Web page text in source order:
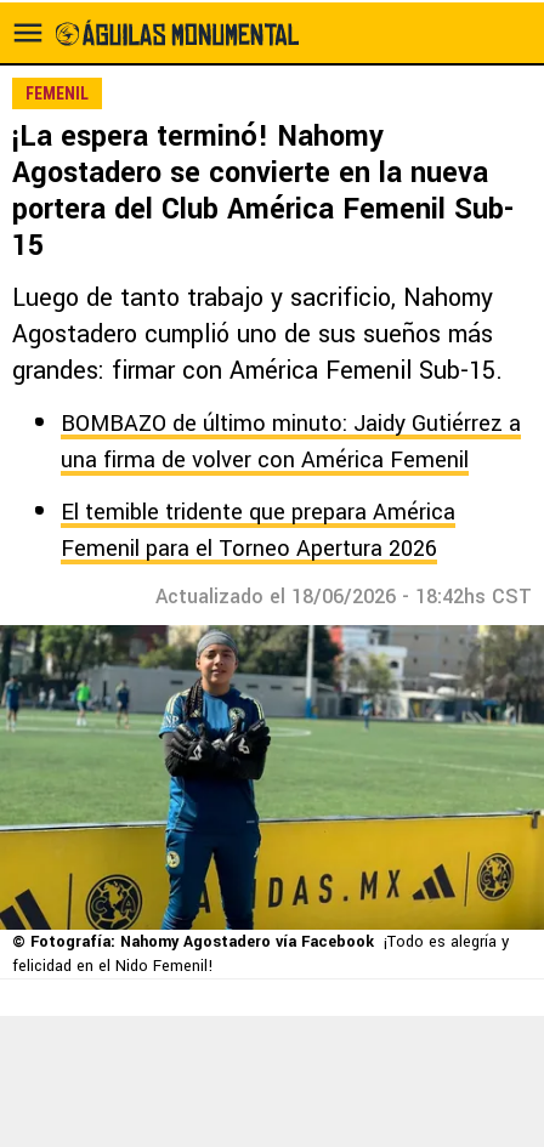
FEMENIL
¡La espera terminó! Nahomy
Agostadero se convierte en la nueva
portera del Club América Femenil Sub-
15
Luego de tanto trabajo y sacrificio, Nahomy
Agostadero cumplió uno de sus sueños más
grandes: firmar con América Femenil Sub-15.
BOMBAZO de último minuto: Jaidy Gutiérrez a
una firma de volver con América Femenil
El temible tridente que prepara América
Femenil para el Torneo Apertura 2026
Actualizado el 18/06/2026 - 18:42hs CST
© Fotografía: Nahomy Agostadero vía Facebook ¡Todo es alegría y
felicidad en el Nido Femenil!